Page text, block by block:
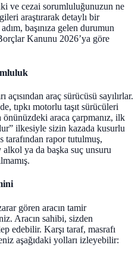
ve cezai sorumluluğunuzun ne
araştırarak detaylı bir
başınıza gelen durumun
Kanunu 2026’ya göre
araç sürücüsü sayılırlar.
tıpkı motorlu taşıt sürücüleri
araca çarpmanız, ilk
ilkesiyle sizin kazada kusurlu
tarafından rapor tutulmuş,
alkol ya da başka suç unsuru
gören aracın tamir
Aracın sahibi, sizden
edebilir. Karşı taraf, masrafı
aşağıdaki yolları izleyebilir: